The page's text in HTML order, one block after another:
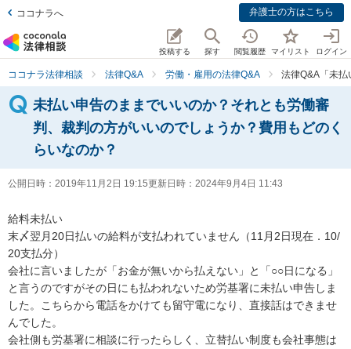
ココナラへ 弁護士の方はこちら
投稿する 探す 閲覧履歴 マイリスト ログイン
ココナラ法律相談 法律Q&A 労働・雇用の法律Q&A 法律Q&A「未
未払い申告のままでいいのか？それとも労働審
判、裁判の方がいいのでしょうか？費用もどのく
らいなのか？
公開日時： 2019年11月2日 19:15更新日時： 2024年9月4日 11:43
給料未払い
末〆翌月20日払いの給料が支払われていません（11月2日現在．10/
20支払分）
会社に言いましたが「お金が無いから払えない」と「○○日になる」
と言うのですがその日にも払われないため労基署に未払い申告しま
した。こちらから電話をかけても留守電になり、直接話はできませ
んでした。
会社側も労基署に相談に行ったらしく、立替払い制度も会社事態は